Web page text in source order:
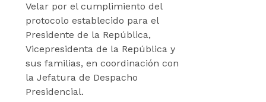
Velar por el cumplimiento del
protocolo establecido para el
Presidente de la República,
Vicepresidenta de la República y
sus familias, en coordinación con
la Jefatura de Despacho
Presidencial.